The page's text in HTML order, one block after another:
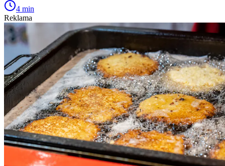
4 min
Reklama